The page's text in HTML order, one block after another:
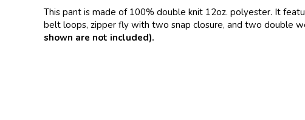
This pant is made of 100% double knit 12oz. polyester. It
belt loops, zipper fly with two snap closure, and two double
shown are not included).